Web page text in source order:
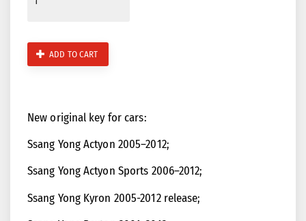
ADD TO CART
New original key for cars:
Ssang Yong Actyon 2005–2012;
Ssang Yong Actyon Sports 2006–2012;
Ssang Yong Kyron 2005-2012 release;